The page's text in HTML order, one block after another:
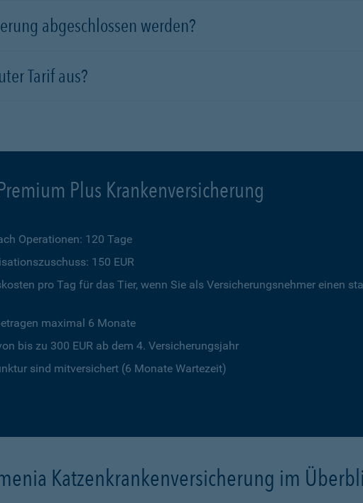
abgeschlossen werden?
Tarif aus?
Plus Krankenversicherung
Operationen: 120 Tage
150 EUR
pro Tag für das Tier, wenn Sie als Versicherungsnehmer einen
maximal 6 Monate
bis zu 300 EUR ab dem 4. Versicherungsjahr
sind mitversichert (6 Monate Wartezeit)
Katzenkrankenversicherung im